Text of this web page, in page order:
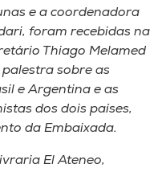
e a coordenadora
foram recebidas na
Thiago Melamed
sobre as
e Argentina e as
dos dois países,
da Embaixada.
El Ateneo,